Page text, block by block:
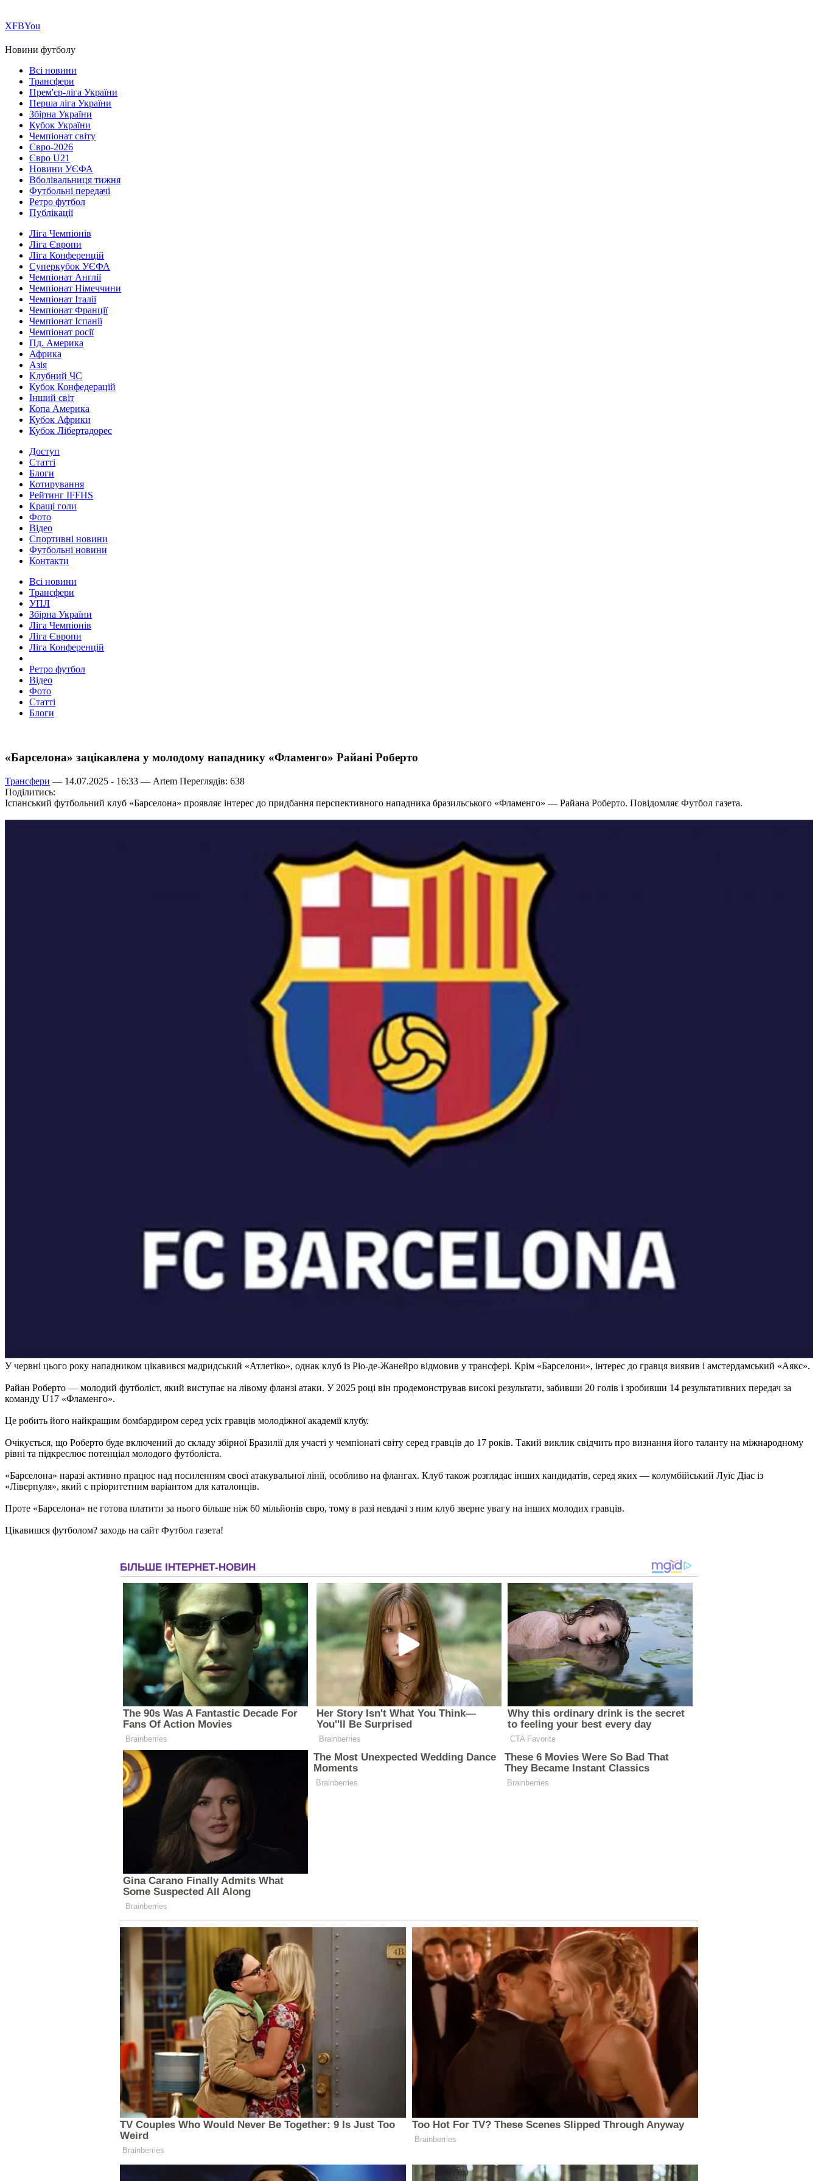
ХFBYou
Новини футболу
Всі новини
Трансфери
Прем'єр-ліга України
Перша ліга України
Збірна України
Кубок України
Чемпіонат світу
Євро-2026
Євро U21
Новини УЄФА
Вболівальниця тижня
Футбольні передачі
Ретро футбол
Публікації
Ліга Чемпіонів
Ліга Європи
Ліга Конференцій
Суперкубок УЄФА
Чемпіонат Англії
Чемпіонат Німеччини
Чемпіонат Італії
Чемпіонат Франції
Чемпіонат Іспанії
Чемпіонат росії
Пд. Америка
Африка
Азія
Клубний ЧС
Кубок Конфедерацій
Інший світ
Копа Америка
Кубок Африки
Кубок Лібертадорес
Доступ
Статті
Блоги
Котирування
Рейтинг IFFHS
Кращі голи
Фото
Відео
Спортивні новини
Футбольні новини
Контакти
Всі новини
Трансфери
УПЛ
Збірна України
Ліга Чемпіонів
Ліга Європи
Ліга Конференцій
Ретро футбол
Відео
Фото
Статті
Блоги
«Барселона» зацікавлена у молодому нападнику «Фламенго» Райані Роберто
Трансфери — 14.07.2025 - 16:33 — Artem Переглядів: 638
Поділитись:
Іспанський футбольний клуб «Барселона» проявляє інтерес до придбання перспективного нападника бразильського «Фламенго» — Райана Роберто. Повідомляє Футбол газета.
У червні цього року нападником цікавився мадридський «Атлетіко», однак клуб із Ріо-де-Жанейро відмовив у трансфері. Крім «Барселони», інтерес до гравця виявив і амстердамський «Аякс».
Райан Роберто — молодий футболіст, який виступає на лівому фланзі атаки. У 2025 році він продемонстрував високі результати, забивши 20 голів і зробивши 14 результативних передач за
команду U17 «Фламенго».
Це робить його найкращим бомбардиром серед усіх гравців молодіжної академії клубу.
Очікується, що Роберто буде включений до складу збірної Бразилії для участі у чемпіонаті світу серед гравців до 17 років. Такий виклик свідчить про визнання його таланту на міжнародному
рівні та підкреслює потенціал молодого футболіста.
«Барселона» наразі активно працює над посиленням своєї атакувальної лінії, особливо на флангах. Клуб також розглядає інших кандидатів, серед яких — колумбійський Луїс Діас із
«Ліверпуля», який є пріоритетним варіантом для каталонців.
Проте «Барселона» не готова платити за нього більше ніж 60 мільйонів євро, тому в разі невдачі з ним клуб зверне увагу на інших молодих гравців.
Цікавишся футболом? заходь на сайт Футбол газета!